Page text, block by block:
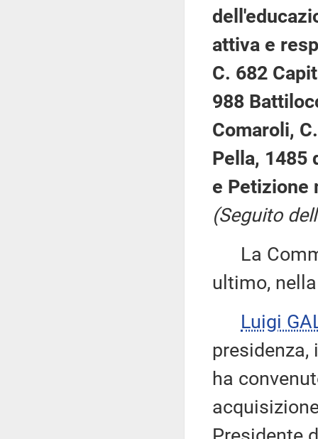
attiva e
C. 682
988
Comaroli,
Pella, 1485
e Petizione
(Seguito
La
ultimo,
Luigi
presidenza,
ha